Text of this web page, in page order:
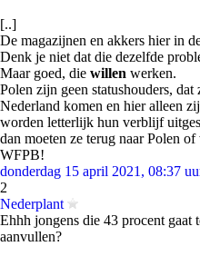
[..]
De magazijnen en akkers hier in
Denk je niet dat die dezelfde
Maar goed, die willen werken.
Polen zijn geen statushouders,
Nederland komen en hier alleen
worden letterlijk hun verblijf
dan moeten ze terug naar Polen of
WFPB!
donderdag 15 april 2021, 08:37
2
Nederplant
Ehhh jongens die 43 procent gaat
aanvullen?